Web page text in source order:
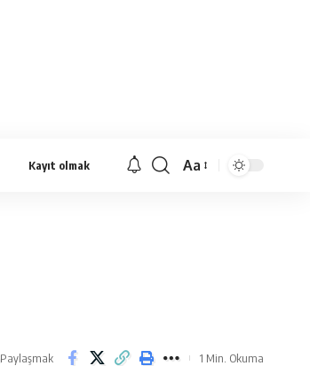
Kayıt olmak
Yazı
Aa
Paylaşmak 1 Min. Okuma